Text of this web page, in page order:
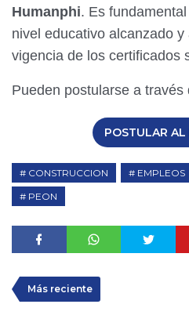
Humanphi. Es
nivel educativo alcanzado
vigencia de los certificados
Pueden postularse a
POSTULAR
CONSTRUCCION EMPLEOS
PEON
Más reciente